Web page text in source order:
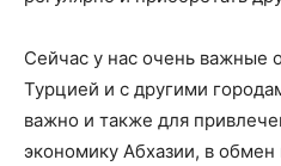
Сейчас у нас очень важные
Турцией и с другими
важно и также для
экономику Абхазии, в